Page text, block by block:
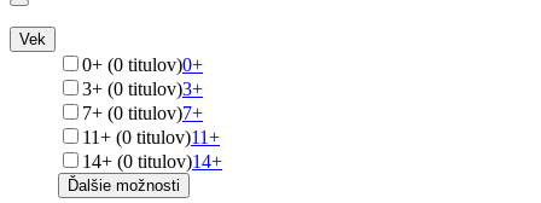
Vek
0+ (0 titulov)0+
3+ (0 titulov)3+
7+ (0 titulov)7+
11+ (0 titulov)11+
14+ (0 titulov)14+
Ďalšie možnosti